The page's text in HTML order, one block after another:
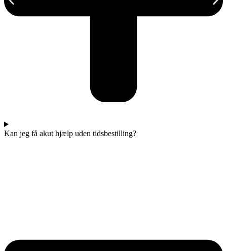
Kan jeg få akut hjælp uden tidsbestilling?